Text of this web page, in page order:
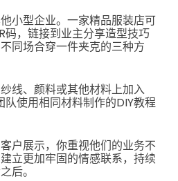
小型企业。一家精品服装店可
码，链接到业主分享造型技巧
同场合穿一件夹克的三种方
线、颜料或其他材料上加入
队使用相同材料制作的DIY教程
户展示，你重视他们的业务不
立更加牢固的情感联系，持续
后。